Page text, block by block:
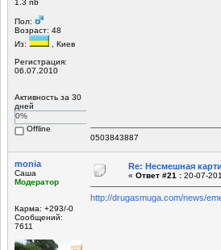
1.3 nb
Пол:
Возраст: 48
Из:
, Киев
Регистрация:
06.07.2010
Активность за 30
дней
0%
Offline
0503843887
monia
Саша
Модератор
Карма: +293/-0
Сообщений:
7611
Re: Несмешная
« Ответ #21 : 20-07-
http://drugasmuga.com/news/